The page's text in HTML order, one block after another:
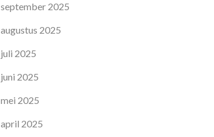
september 2025
augustus 2025
juli 2025
juni 2025
mei 2025
april 2025